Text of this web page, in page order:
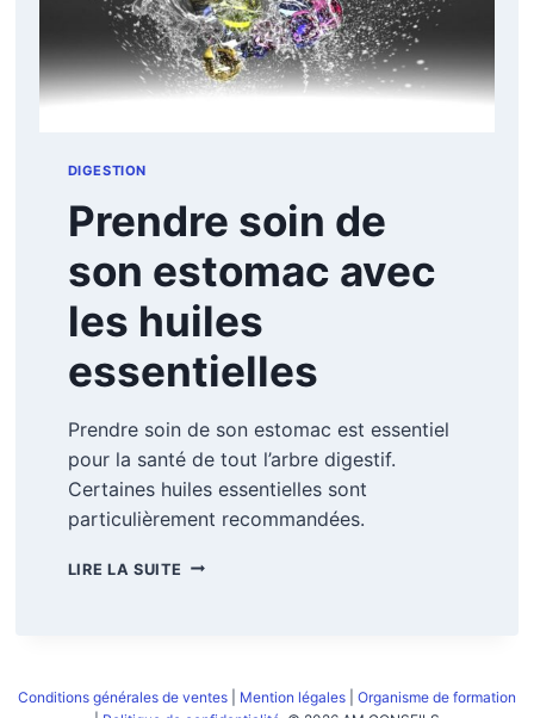
DIGESTION
Prendre soin de
son estomac avec
les huiles
essentielles
Prendre soin de son estomac est essentiel
pour la santé de tout l’arbre digestif.
Certaines huiles essentielles sont
particulièrement recommandées.
LIRE LA SUITE PRENDRE
LES
Conditions générales de ventes Mention légales
Organisme de formation